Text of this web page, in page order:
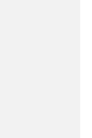
serrant
vous
à